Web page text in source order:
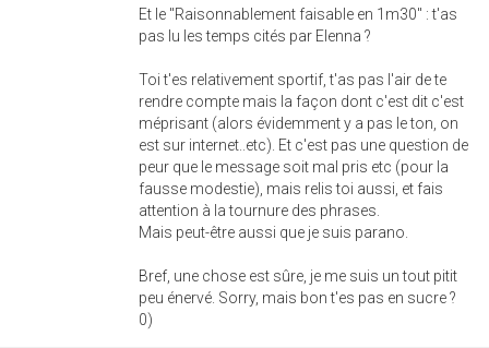
Et le "Raisonnablement faisable en 1m30" : t'as
pas lu les temps cités par Elenna ?
Toi t'es relativement sportif, t'as pas l'air de te
rendre compte mais la façon dont c'est dit c'est
méprisant (alors évidemment y a pas le ton, on
est sur internet..etc). Et c'est pas une question de
peur que le message soit mal pris etc (pour la
fausse modestie), mais relis toi aussi, et fais
attention à la tournure des phrases.
Mais peut-être aussi que je suis parano.
Bref, une chose est sûre, je me suis un tout pitit
peu énervé. Sorry, mais bon t'es pas en sucre ?
0)